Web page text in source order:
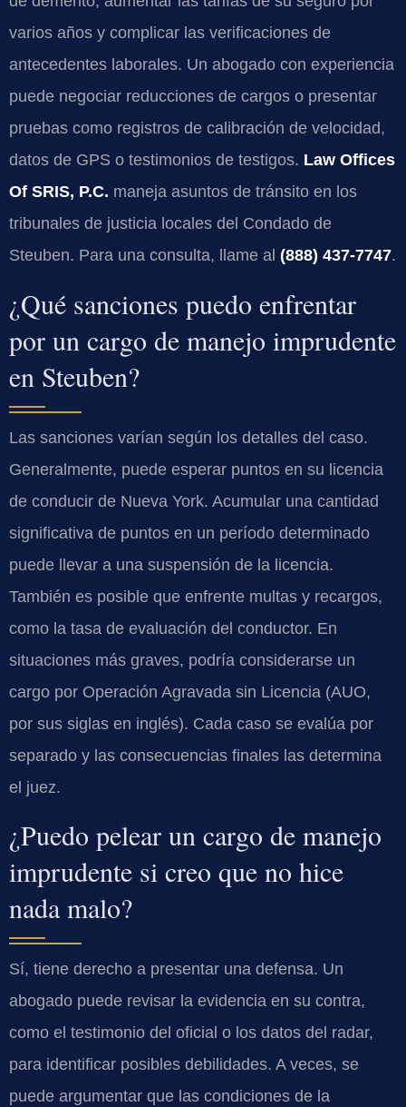
varios años y complicar las verificaciones de
antecedentes laborales. Un abogado con experiencia
puede negociar reducciones de cargos o presentar
pruebas como registros de calibración de velocidad,
datos de GPS o testimonios de testigos. Law Offices
Of SRIS, P.C. maneja asuntos de tránsito en los
tribunales de justicia locales del Condado de
Steuben. Para una consulta, llame al (888) 437-7747.
¿Qué sanciones puedo enfrentar
por un cargo de manejo imprudente
en Steuben?
Las sanciones varían según los detalles del caso.
Generalmente, puede esperar puntos en su licencia
de conducir de Nueva York. Acumular una cantidad
significativa de puntos en un período determinado
puede llevar a una suspensión de la licencia.
También es posible que enfrente multas y recargos,
como la tasa de evaluación del conductor. En
situaciones más graves, podría considerarse un
cargo por Operación Agravada sin Licencia (AUO,
por sus siglas en inglés). Cada caso se evalúa por
separado y las consecuencias finales las determina
el juez.
¿Puedo pelear un cargo de manejo
imprudente si creo que no hice
nada malo?
Sí, tiene derecho a presentar una defensa. Un
abogado puede revisar la evidencia en su contra,
como el testimonio del oficial o los datos del radar,
para identificar posibles debilidades. A veces, se
puede argumentar que las condiciones de la